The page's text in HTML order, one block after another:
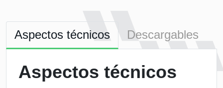
Aspectos técnicos Descargables
Aspectos técnicos